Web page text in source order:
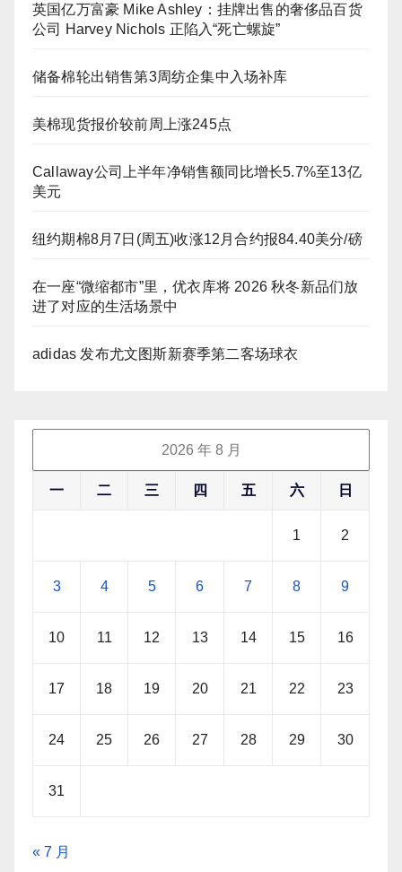
英国亿万富豪 Mike Ashley：挂牌出售的奢侈品百货
公司 Harvey Nichols 正陷入“死亡螺旋”
储备棉轮出销售第3周纺企集中入场补库
美棉现货报价较前周上涨245点
Callaway公司上半年净销售额同比增长5.7%至13亿
美元
纽约期棉8月7日(周五)收涨12月合约报84.40美分/磅
在一座“微缩都市”里，优衣库将 2026 秋冬新品们放
进了对应的生活场景中
adidas 发布尤文图斯新赛季第二客场球衣
2026 年 8 月
一 二 三 四 五 六 日
1 2
3 4 5 6 7 8 9
10 11 12 13 14 15 16
17 18 19 20 21 22 23
24 25 26 27 28 29 30
31
« 7 月